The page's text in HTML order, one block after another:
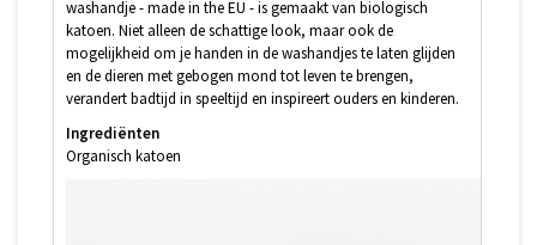
washandje - made in the EU - is gemaakt van biologisch
katoen. Niet alleen de schattige look, maar ook de
mogelijkheid om je handen in de washandjes te laten glijden
en de dieren met gebogen mond tot leven te brengen,
verandert badtijd in speeltijd en inspireert ouders en kinderen.
Ingrediënten
Organisch katoen